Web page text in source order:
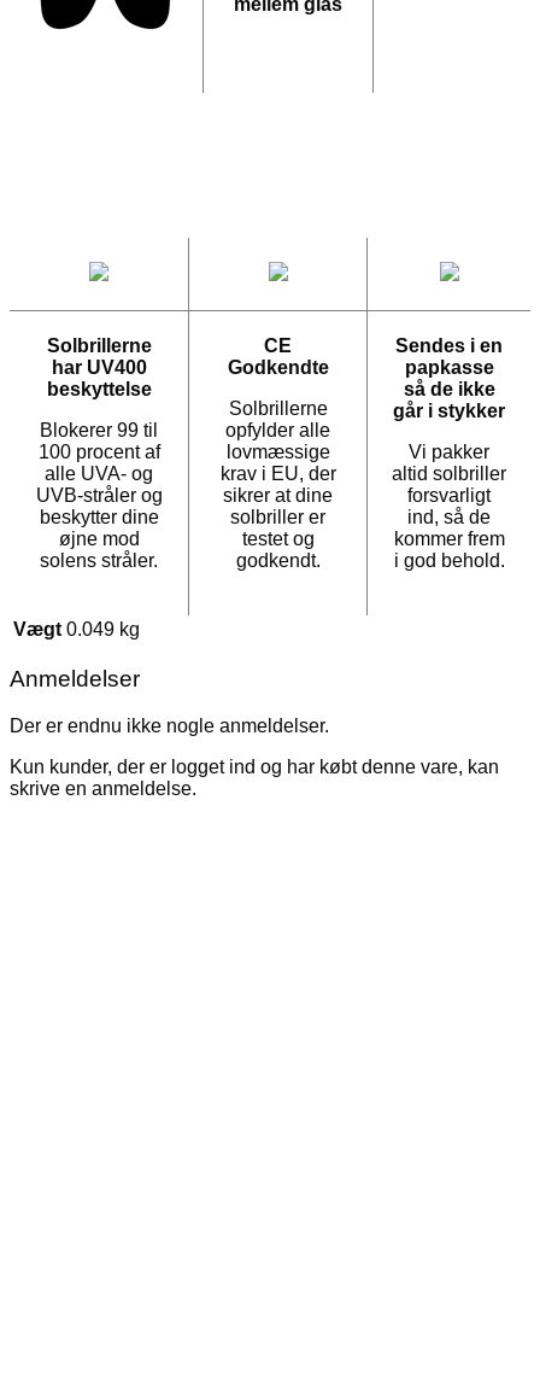
Solbrillerne
har UV400
beskyttelse
Blokerer 99 til
100 procent af
alle UVA- og
UVB-stråler og
beskytter dine
øjne mod
solens stråler.
CE
Godkendte
Solbrillerne
opfylder alle
lovmæssige
krav i EU, der
sikrer at dine
solbriller er
testet og
godkendt.
Sendes i en
papkasse
så de ikke
går i stykker
Vi pakker
altid solbriller
forsvarligt
ind, så de
kommer frem
i god behold.
Vægt 0.049 kg
Anmeldelser
Der er endnu ikke nogle anmeldelser.
Kun kunder, der er logget ind og har købt denne vare, kan
skrive en anmeldelse.